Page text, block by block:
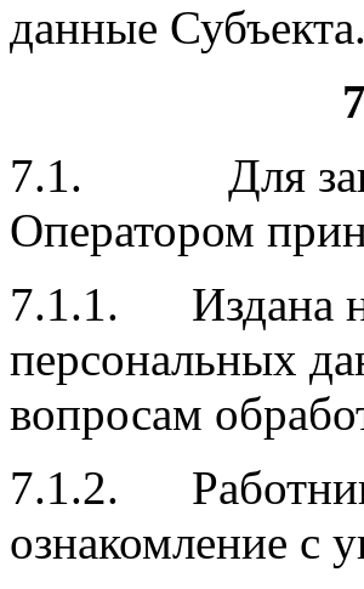
данные Субъекта.
7.1. Для
Оператором
7.1.1. Издана
персональных
вопросам
7.1.2.
ознакомление с